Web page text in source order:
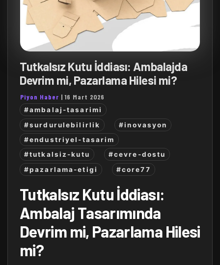
Tutkalsız Kutu İddiası: Ambalajda
Devrim mi, Pazarlama Hilesi mi?
Piyon Haber |16 Mart 2026
#ambalaj-tasarimi
#surdurulebilirlik
#inovasyon
#endustriyel-tasarim
#tutkalsiz-kutu
#cevre-dostu
#pazarlama-etigi
#core77
Tutkalsız Kutu İddiası:
Ambalaj Tasarımında
Devrim mi, Pazarlama Hilesi
mi?